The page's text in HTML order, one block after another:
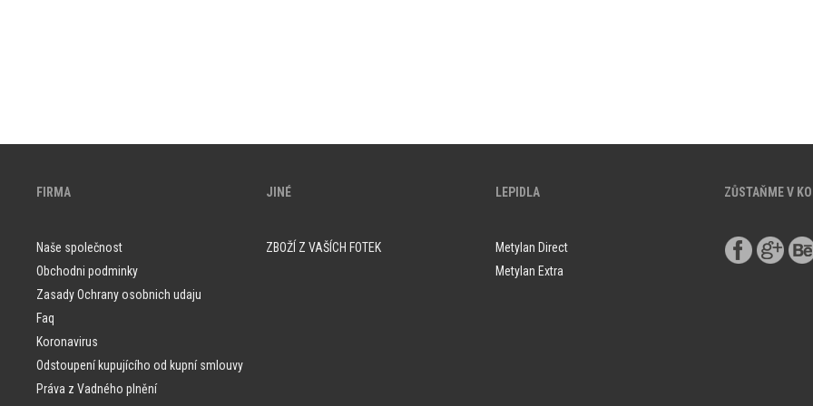
FIRMA
Naše společnost
Obchodni podminky
Zasady Ochrany osobnich udaju
Faq
Koronavirus
Odstoupení kupujícího od kupní smlouvy
Práva z Vadného plnění
JINÉ
ZBOŽÍ Z VAŠÍCH FOTEK
LEPIDLA
Metylan Direct
Metylan Extra
ZŮSTAŇME V